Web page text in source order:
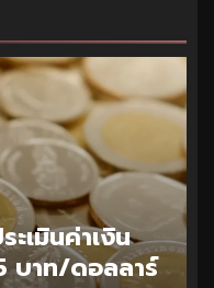
เมินค่าเงิน
บาท/ดอลลาร์